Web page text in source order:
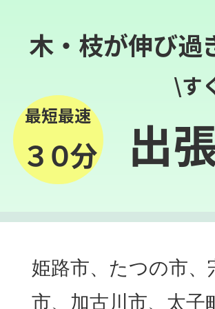
木・枝が伸び
最短最速
３０分
\す
出
姫路市、たつの市
市、加古川市、太子